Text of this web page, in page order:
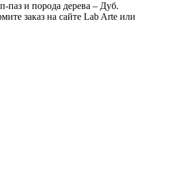
паз и порода дерева – Дуб.
заказ на сайте Lab Arte или